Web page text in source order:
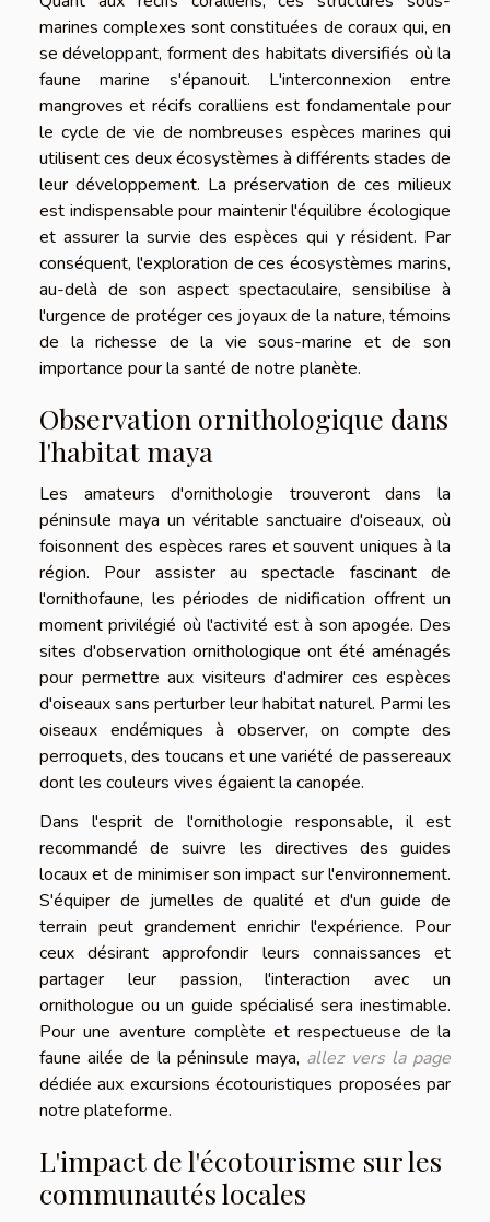
marines complexes sont constituées de coraux qui, en
se développant, forment des habitats diversifiés où la
faune marine s'épanouit. L'interconnexion entre
mangroves et récifs coralliens est fondamentale pour
le cycle de vie de nombreuses espèces marines qui
utilisent ces deux écosystèmes à différents stades de
leur développement. La préservation de ces milieux
est indispensable pour maintenir l'équilibre écologique
et assurer la survie des espèces qui y résident. Par
conséquent, l'exploration de ces écosystèmes marins,
au-delà de son aspect spectaculaire, sensibilise à
l'urgence de protéger ces joyaux de la nature, témoins
de la richesse de la vie sous-marine et de son
importance pour la santé de notre planète.
Observation ornithologique dans
l'habitat maya
Les amateurs d'ornithologie trouveront dans la
péninsule maya un véritable sanctuaire d'oiseaux, où
foisonnent des espèces rares et souvent uniques à la
région. Pour assister au spectacle fascinant de
l'ornithofaune, les périodes de nidification offrent un
moment privilégié où l'activité est à son apogée. Des
sites d'observation ornithologique ont été aménagés
pour permettre aux visiteurs d'admirer ces espèces
d'oiseaux sans perturber leur habitat naturel. Parmi les
oiseaux endémiques à observer, on compte des
perroquets, des toucans et une variété de passereaux
dont les couleurs vives égaient la canopée.
Dans l'esprit de l'ornithologie responsable, il est
recommandé de suivre les directives des guides
locaux et de minimiser son impact sur l'environnement.
S'équiper de jumelles de qualité et d'un guide de
terrain peut grandement enrichir l'expérience. Pour
ceux désirant approfondir leurs connaissances et
partager leur passion, l'interaction avec un
ornithologue ou un guide spécialisé sera inestimable.
Pour une aventure complète et respectueuse de la
faune ailée de la péninsule maya, allez vers la page
dédiée aux excursions écotouristiques proposées par
notre plateforme.
L'impact de l'écotourisme sur les
communautés locales